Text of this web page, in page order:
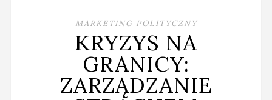
MARKETING POLITYCZNY
KRYZYS NA
GRANICY:
ZARZĄDZANIE